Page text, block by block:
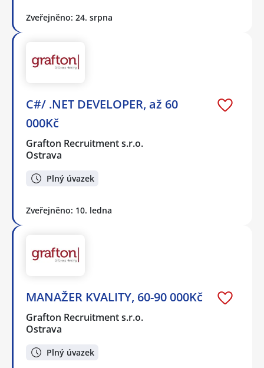
Zveřejněno: 24. srpna
C#/ .NET DEVELOPER, až 60
000Kč
Grafton Recruitment s.r.o.
Ostrava
Plný úvazek
Zveřejněno: 10. ledna
MANAŽER KVALITY, 60-90 000Kč
Grafton Recruitment s.r.o.
Ostrava
Plný úvazek